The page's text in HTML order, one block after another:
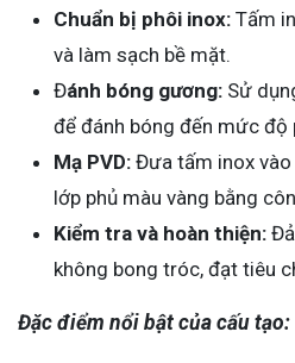
Chuẩn bị phôi inox: Tấm
và làm sạch bề mặt.
Đánh bóng gương: Sử
để đánh bóng đến mức độ
Mạ PVD: Đưa tấm inox vào
lớp phủ màu vàng bằng
Kiểm tra và hoàn thiện:
không bong tróc, đạt tiêu
Đặc điểm nổi bật của cấu tạo: